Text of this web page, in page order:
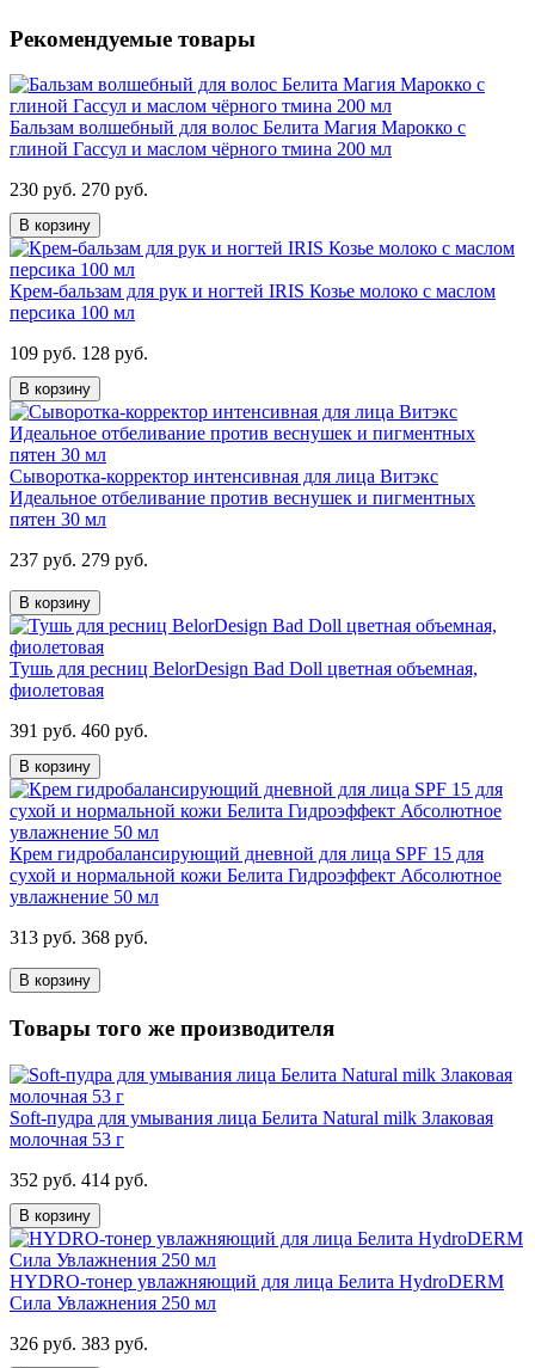
Рекомендуемые товары
Бальзам волшебный для волос Белита Магия Марокко с
глиной Гассул и маслом чёрного тмина 200 мл
230 руб. 270 руб.
В корзину
Крем-бальзам для рук и ногтей IRIS Козье молоко с маслом
персика 100 мл
109 руб. 128 руб.
В корзину
Сыворотка-корректор интенсивная для лица Витэкс
Идеальное отбеливание против веснушек и пигментных
пятен 30 мл
237 руб. 279 руб.
В корзину
Тушь для ресниц BelorDesign Bad Doll цветная объемная,
фиолетовая
391 руб. 460 руб.
В корзину
Крем гидробалансирующий дневной для лица SPF 15 для
сухой и нормальной кожи Белита Гидроэффект Абсолютное
увлажнение 50 мл
313 руб. 368 руб.
В корзину
Товары того же производителя
Soft-пудра для умывания лица Белита Natural milk Злаковая
молочная 53 г
352 руб. 414 руб.
В корзину
HYDRO-тонер увлажняющий для лица Белита HydroDERM
Сила Увлажнения 250 мл
326 руб. 383 руб.